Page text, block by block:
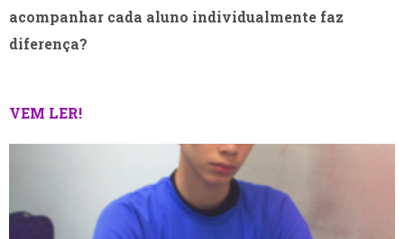
acompanhar cada aluno individualmente faz
diferença?
VEM LER!